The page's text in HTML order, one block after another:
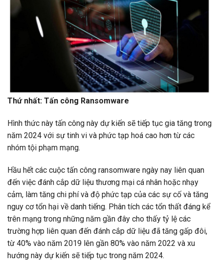
Thứ nhất: Tấn công Ransomware
Hình thức này tấn công này dự kiến sẽ tiếp tục gia tăng trong
năm 2024 với sự tinh vi và phức tạp hoá cao hơn từ các
nhóm tội phạm mạng.
Hầu hết các cuộc tấn công ransomware ngày nay liên quan
đến việc đánh cắp dữ liệu thương mại cá nhân hoặc nhạy
cảm, làm tăng chi phí và độ phức tạp của các sự cố và tăng
nguy cơ tổn hại về danh tiếng. Phân tích các tổn thất đáng kể
trên mạng trong những năm gần đây cho thấy tỷ lệ các
trường hợp liên quan đến đánh cắp dữ liệu đã tăng gấp đôi,
từ 40% vào năm 2019 lên gần 80% vào năm 2022 và xu
hướng này dự kiến sẽ tiếp tục trong năm 2024.